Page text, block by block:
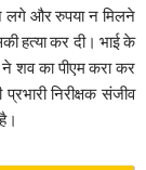
लगे और रुपया न मिलने
हत्या कर दी। भाई के
शव का पीएम करा कर
निरीक्षक संजीव